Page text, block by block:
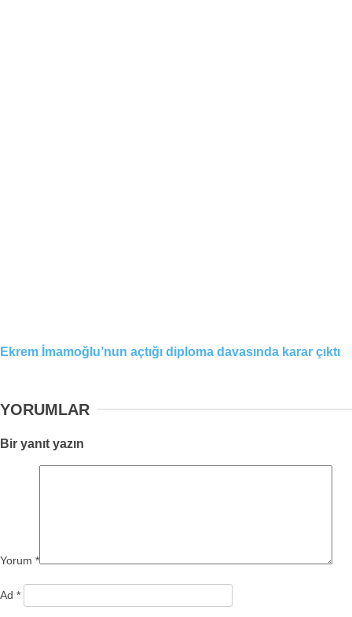
Ekrem İmamoğlu’nun açtığı diploma davasında karar çıktı
YORUMLAR
Bir yanıt yazın
Yorum *
Ad *